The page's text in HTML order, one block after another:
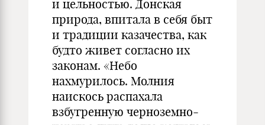
и цельностью. Донская
природа, впитала в себя быт
и традиции казачества, как
будто живет согласно их
законам. «Небо
нахмурилось. Молния
наискось распахала
взбугренную черноземно-